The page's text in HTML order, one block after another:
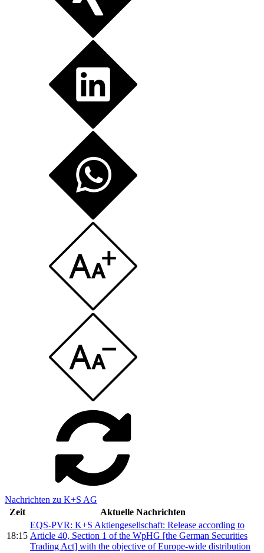
Nachrichten zu K+S AG
Zeit
Aktuelle Nachrichten
18:15
EQS-PVR: K+S Aktiengesellschaft: Release according to
Article 40, Section 1 of the WpHG [the German Securities
Trading Act] with the objective of Europe-wide distribution